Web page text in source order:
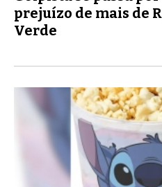
prejuízo de mais de
Verde